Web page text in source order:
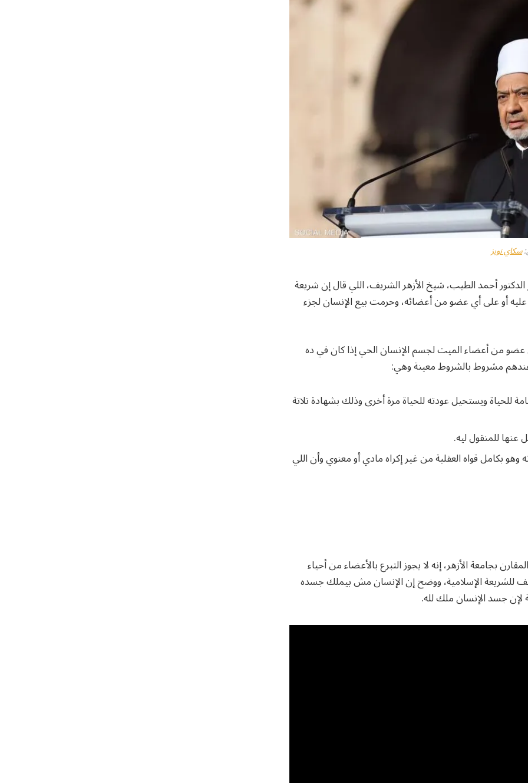
سكاي نويز
أحمد الطيب، شيخ الأزهر الشريف، اللي قال إن شريعة
أو على أي عضو من أعضائه، وحرمت بيع الإنسان لجزء
من أعضاء الميت لجسم الإنسان الحي إذا كان في ده
عندهم مشروط بالشروط معينة وهي:
للحياة ويستحيل عودته للحياة مرة أخرى وذلك بشهادة تلاتة
للمنقول ليه.
بكامل قواه العقلية من غير إكراه مادي أو معنوي وأن اللي
بجامعة الأزهر، إنه لا يجوز التبرع بالأعضاء من أحياء
للشريعة الإسلامية، ووضح إن الإنسان مش بيملك جسده
لإن جسد الإنسان ملك لله.